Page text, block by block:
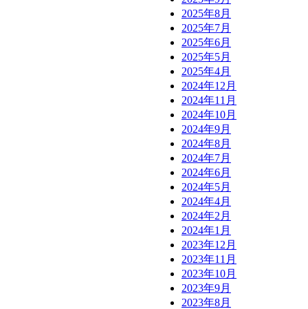
2025年8月
2025年7月
2025年6月
2025年5月
2025年4月
2024年12月
2024年11月
2024年10月
2024年9月
2024年8月
2024年7月
2024年6月
2024年5月
2024年4月
2024年2月
2024年1月
2023年12月
2023年11月
2023年10月
2023年9月
2023年8月